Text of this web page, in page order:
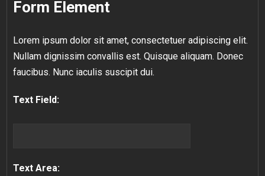
Form Element
Lorem ipsum dolor sit amet, consectetuer adipiscing elit.
Nullam dignissim convallis est. Quisque aliquam. Donec
faucibus. Nunc iaculis suscipit dui.
Text Field:
Text Area: